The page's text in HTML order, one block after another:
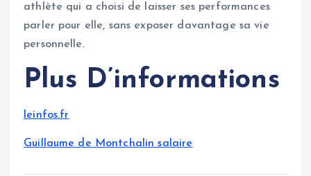
athlète qui a choisi de laisser ses performances
parler pour elle, sans exposer davantage sa vie
personnelle.
Plus D’informations
leinfos.fr
Guillaume de Montchalin salaire